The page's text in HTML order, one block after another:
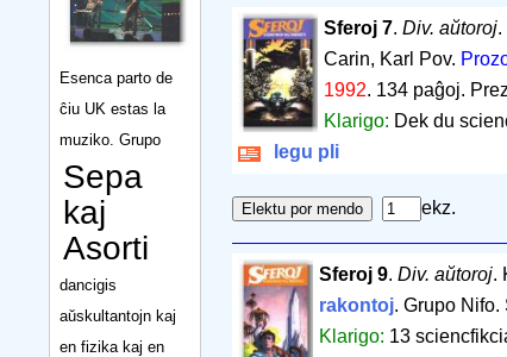
Esenca parto de
ĉiu UK estas la
muziko. Grupo
Sepa
kaj
Asorti
dancigis
aŭskultantojn kaj
en fizika kaj en
Sferoj 7.Div. aŭtoroj.
Carin, Karl Pov.
1992. 134 paĝoj.
Klarigo: Dek du
legu pli
ekz.
Sferoj 9. Div. aŭtoroj.
rakontoj. Grupo Nifo.
Klarigo: 13